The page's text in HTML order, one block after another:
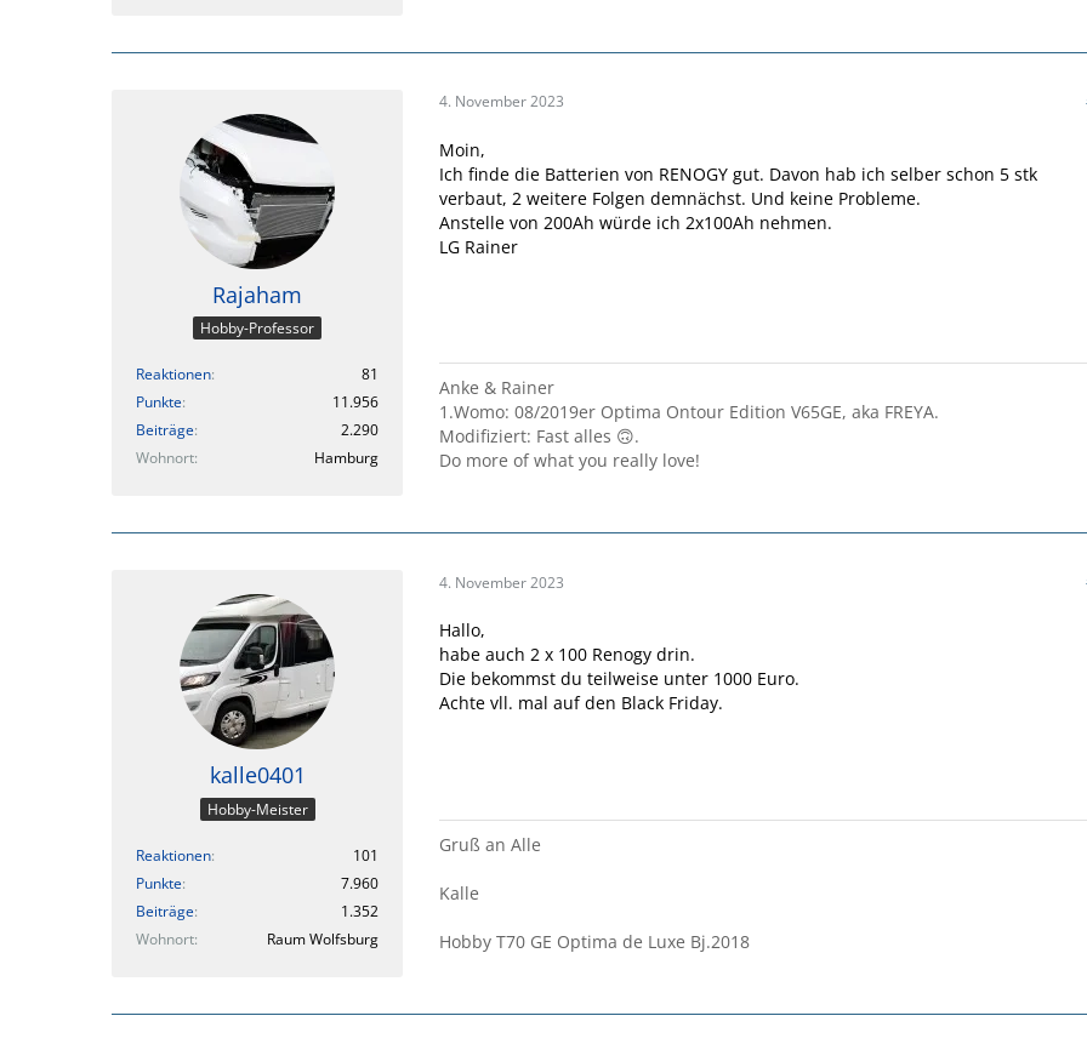
Rajaham
Hobby-Professor
Reaktionen
81
Punkte
11.956
Beiträge
2.290
Wohnort
Hamburg
4. November 2023
Moin,
Ich finde die Batterien von RENOGY gut. Davon hab ich selber schon 5 stk
verbaut, 2 weitere Folgen demnächst. Und keine Probleme.
Anstelle von 200Ah würde ich 2x100Ah nehmen.
LG Rainer
Anke & Rainer
1.Womo: 08/2019er Optima Ontour Edition V65GE, aka FREYA.
Modifiziert: Fast alles 🙃.
Do more of what you really love!
kalle0401
Hobby-Meister
Reaktionen
101
Punkte
7.960
Beiträge
1.352
Wohnort
Raum Wolfsburg
4. November 2023
Hallo,
habe auch 2 x 100 Renogy drin.
Die bekommst du teilweise unter 1000 Euro.
Achte vll. mal auf den Black Friday.
Gruß an Alle
Kalle
Hobby T70 GE Optima de Luxe Bj.2018